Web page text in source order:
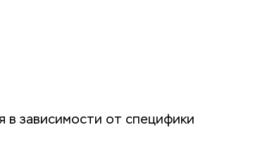
в зависимости от специфики